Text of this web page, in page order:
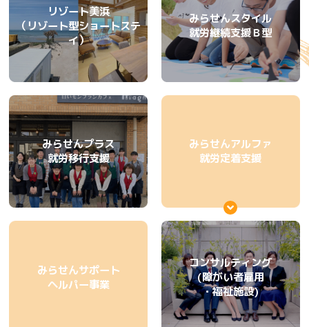
リゾート美浜
（リゾート型ショートステ
イ）
みらせんスタイル
就労継続支援Ｂ型
みらせんプラス
就労移行支援
みらせんアルファ
就労定着支援
みらせんサポート
ヘルパー事業
コンサルティング
(障がい者雇用
・福祉施設)